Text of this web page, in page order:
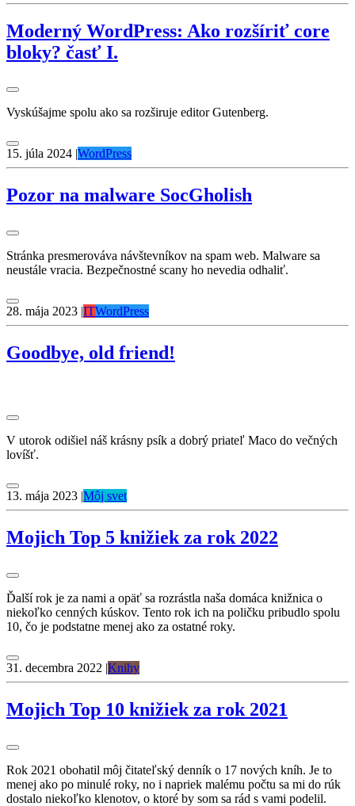
Moderný WordPress: Ako rozšíriť core
bloky? časť I.
Vyskúšajme spolu ako sa rozširuje editor Gutenberg.
15. júla 2024 |WordPress
Pozor na malware SocGholish
Stránka presmerováva návštevníkov na spam web. Malware sa
neustále vracia. Bezpečnostné scany ho nevedia odhaliť.
28. mája 2023 |ITWordPress
Goodbye, old friend!
V utorok odišiel náš krásny psík a dobrý priateľ Maco do večných
lovíšť.
13. mája 2023 |Môj svet
Mojich Top 5 knižiek za rok 2022
Ďalší rok je za nami a opäť sa rozrástla naša domáca knižnica o
niekoľko cenných kúskov. Tento rok ich na poličku pribudlo spolu
10, čo je podstatne menej ako za ostatné roky.
31. decembra 2022 |Knihy
Mojich Top 10 knižiek za rok 2021
Rok 2021 obohatil môj čitateľský denník o 17 nových kníh. Je to
menej ako po minulé roky, no i napriek malému počtu sa mi do rúk
dostalo niekoľko klenotov, o ktoré by som sa rád s vami podelil.